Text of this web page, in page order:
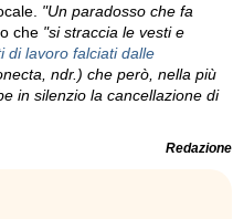
"Un paradosso che fa
che "si straccia le vesti e
di lavoro falciati dalle
ndr.) che però, nella più
in silenzio la cancellazione di
Redazione